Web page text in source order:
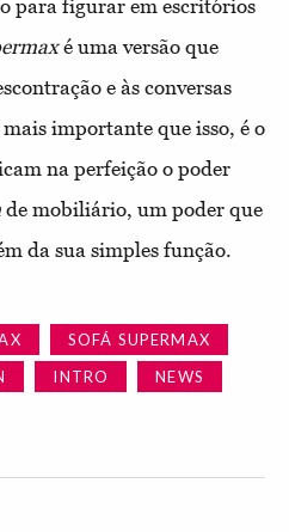
para figurar em escritórios
é uma versão que
e às conversas
importante que isso, é o
na perfeição o poder
de mobiliário, um poder que
da sua simples função.
SOFÁ SUPERMAX
INTRO
NEWS